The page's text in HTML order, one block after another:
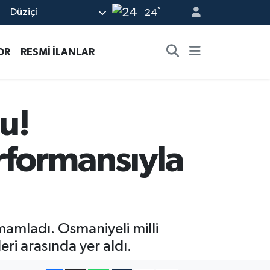
Düziçi 24°
RESMİ İLANLAR
Osmaniyeli milli
arasında yer aldı.